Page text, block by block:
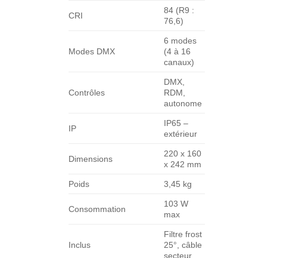
CRI
84 (R9 :
76,6)
Modes DMX
6 modes
(4 à 16
canaux)
Contrôles
DMX,
RDM,
autonome
IP
IP65 –
extérieur
Dimensions
220 x 160
x 242 mm
Poids 3,45 kg
Consommation
103 W
max
Inclus
Filtre frost
25°, câble
secteur